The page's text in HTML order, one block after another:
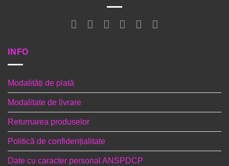
INFO
Modalități de plată
Modalitate de livrare
Returnarea produselor
Politică de confidențialitate
Date cu caracter personal ANSPDCP